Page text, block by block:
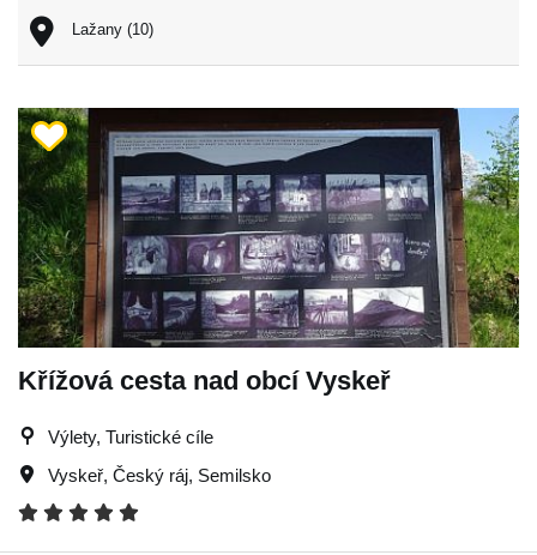
Lažany (10)
Křížová cesta nad obcí Vyskeř
Výlety, Turistické cíle
Vyskeř, Český ráj, Semilsko